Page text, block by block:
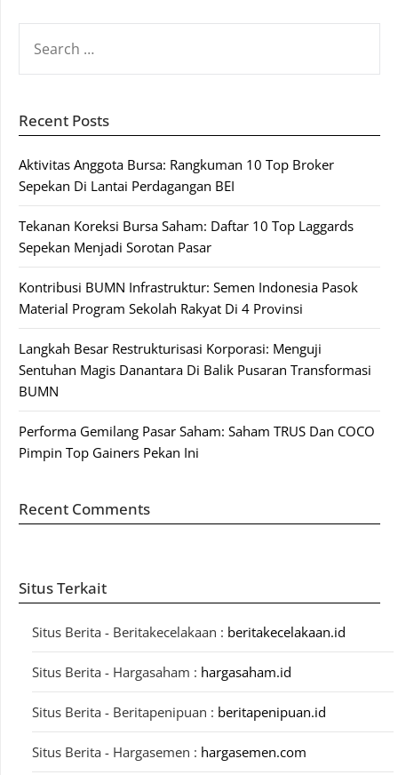
FOR:
Recent Posts
Aktivitas Anggota Bursa: Rangkuman 10 Top Broker
Sepekan Di Lantai Perdagangan BEI
Tekanan Koreksi Bursa Saham: Daftar 10 Top Laggards
Sepekan Menjadi Sorotan Pasar
Kontribusi BUMN Infrastruktur: Semen Indonesia Pasok
Material Program Sekolah Rakyat Di 4 Provinsi
Langkah Besar Restrukturisasi Korporasi: Menguji
Sentuhan Magis Danantara Di Balik Pusaran Transformasi
BUMN
Performa Gemilang Pasar Saham: Saham TRUS Dan COCO
Pimpin Top Gainers Pekan Ini
Recent Comments
Situs Terkait
Situs Berita - Beritakecelakaan : beritakecelakaan.id
Situs Berita - Hargasaham : hargasaham.id
Situs Berita - Beritapenipuan : beritapenipuan.id
Situs Berita - Hargasemen : hargasemen.com